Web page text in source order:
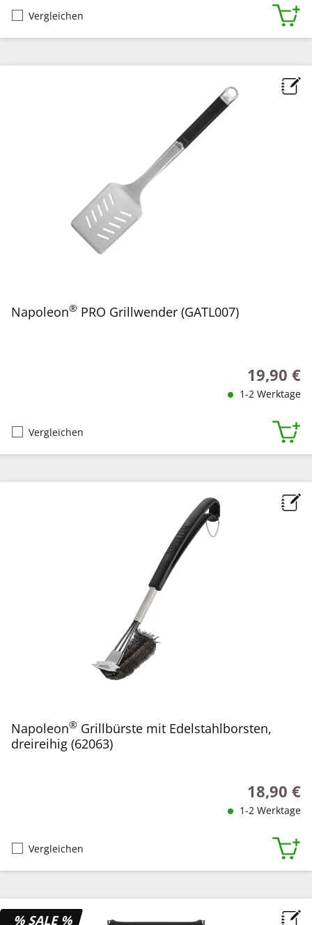
Vergleichen
Napoleon® PRO Grillwender (GATL007)
Regulärer
19,90 €
1-2 Werktage
Vergleichen
Napoleon® Grillbürste mit Edelstahlborsten,
dreireihig (62063)
Regulärer
18,90 €
1-2 Werktage
Vergleichen
% SALE %